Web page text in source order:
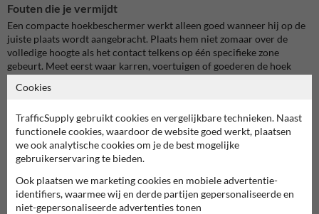
Fouten die je vermijdt
Een compacte hoekbeschermer werkt alleen goed wanneer hij op de
juiste plaats wordt aangebracht. Plaats hem niet zomaar over de
volledige hoogte als het contact telkens op één specifieke zone
gebeurt. Meet eerst waar karren, voertuigen of goederen de hoek
Een te opvallende kleur kiezen in een representatieve
binnenruimte
Egaal zwart gebruiken op een plek waar waarschuwing belangrijk
is
Zelfklevende montage uitvoeren op een stoffige of vochtige
ondergrond
Een magnetische uitvoering plaatsen op een ongeschikt metalen
Cookies
TrafficSupply gebruikt cookies en vergelijkbare technieken. Naast
functionele cookies, waardoor de website goed werkt, plaatsen
we ook analytische cookies om je de best mogelijke
gebruikerservaring te bieden.
Ook plaatsen we marketing cookies en mobiele advertentie-
identifiers, waarmee wij en derde partijen gepersonaliseerde en
niet-gepersonaliseerde advertenties tonen